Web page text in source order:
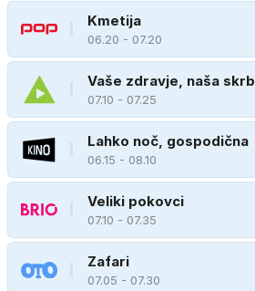
Kmetija
06.20 - 07.20
Vaše zdravje, naša skrb
07.10 - 07.25
Lahko noč, gospodična
06.15 - 08.10
Veliki pokovci
07.10 - 07.35
Zafari
07.05 - 07.30